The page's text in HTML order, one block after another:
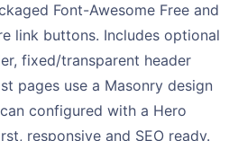
Font-Awesome Free and
link buttons. Includes optional
fixed/transparent header
pages use a Masonry design
configured with a Hero
responsive and SEO ready.